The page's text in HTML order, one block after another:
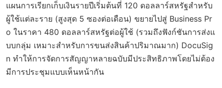
แผนการเรียกเก็บเงินรายปีเริ่มต้นที่ 120 ดอลลาร์สหรัฐสำหรับ
ผู้ใช้แต่ละราย (สูงสุด 5 ซองต่อเดือน) ขยายไปสู่ Business Pr
o ในราคา 480 ดอลลาร์สหรัฐต่อผู้ใช้ (รวมถึงฟังก์ชันการส่งแ
บบกลุ่ม เหมาะสำหรับการขนส่งสินค้าปริมาณมาก) DocuSig
n ทำให้การจัดการสัญญาหลายฉบับมีประสิทธิภาพโดยไม่ต้อง
มีการประชุมแบบเห็นหน้ากัน